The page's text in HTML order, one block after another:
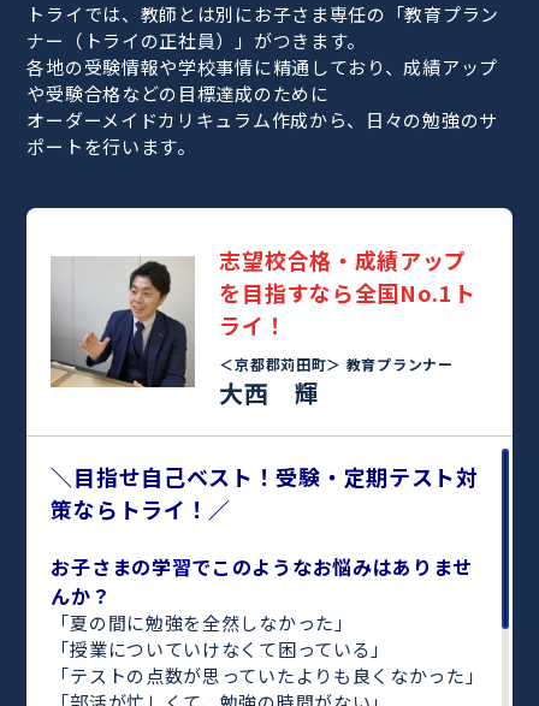
トライでは、教師とは別にお子さま専任の「教育プラン
ナー（トライの正社員）」がつきます。
各地の受験情報や学校事情に精通しており、成績アップ
や受験合格などの目標達成のために
オーダーメイドカリキュラム作成から、日々の勉強のサ
ポートを行います。
志望校合格・成績アップ
を目指すなら全国No.1ト
ライ！
＜京都郡苅田町＞ 教育プランナー
大西 輝
＼目指せ自己ベスト！受験・定期テスト対
策ならトライ！／
お子さまの学習でこのようなお悩みはありませ
んか？
「夏の間に勉強を全然しなかった」
「授業についていけなくて困っている」
「テストの点数が思っていたよりも良くなかった」